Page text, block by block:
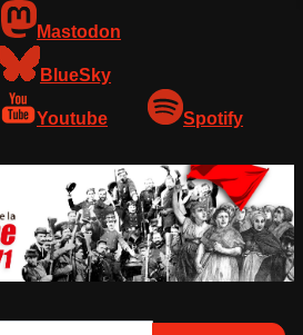
Mastodon
BlueSky
Youtube Spotify